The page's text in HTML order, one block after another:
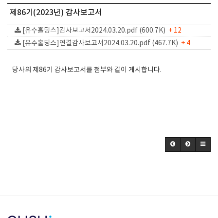
제86기(2023년) 감사보고서
[유수홀딩스]감사보고서2024.03.20.pdf (600.7K) + 12
[유수홀딩스]연결감사보고서2024.03.20.pdf (467.7K) + 4
당사의 제86기 감사보고서를 첨부와 같이 게시합니다.